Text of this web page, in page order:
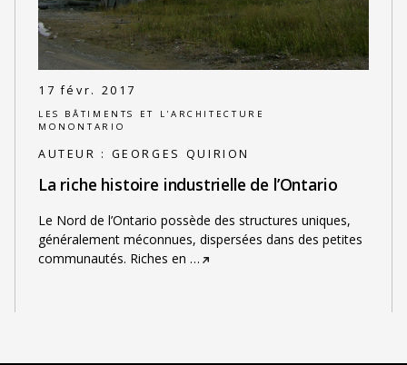
17 févr. 2017
LES BÂTIMENTS ET L'ARCHITECTURE
MONONTARIO
AUTEUR : GEORGES QUIRION
La riche histoire industrielle de l’Ontario
Le Nord de l’Ontario possède des structures uniques,
généralement méconnues, dispersées dans des petites
communautés. Riches en …